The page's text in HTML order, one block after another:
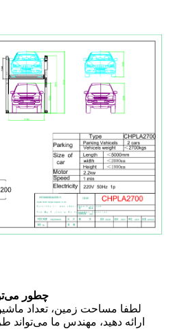
۱. چطور
لطفا مساحت زمین، تعداد
ارائه دهید، مهندس ما